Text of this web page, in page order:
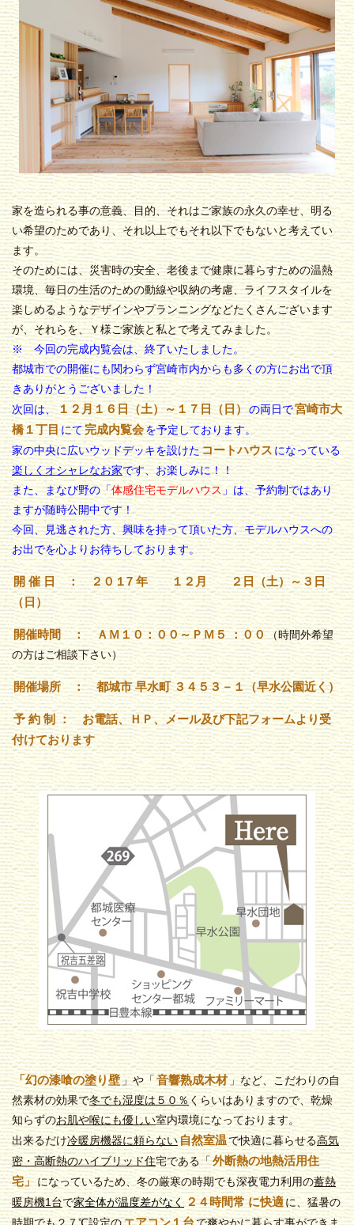
家を造られる事の意義、目的、それはご家族の永久の幸せ、明る
い希望のためであり、それ以上でもそれ以下でもないと考えてい
ます。
そのためには、災害時の安全、老後まで健康に暮らすための温熱
環境、毎日の生活のための動線や収納の考慮、ライフスタイルを
楽しめるようなデザインやプランニングなどたくさんございます
が、それらを、Ｙ様ご家族と私とで考えてみました。
※ 今回の完成内覧会は、終了いたしました。
都城市での開催にも関わらず宮崎市内からも多くの方にお出で頂
きありがとうございました！
次回は、１２月１６日（土）～１７日（日）の両日で宮崎市大
橋１丁目にて完成内覧会を予定しております。
家の中央に広いウッドデッキを設けたコートハウスになっている
楽しくオシャレなお家です、お楽しみに！！
また、まなび野の「体感住宅モデルハウス」は、予約制ではあり
ますが随時公開中です！
今回、見逃された方、興味を持って頂いた方、モデルハウスへの
お出でを心よりお待ちしております。
開 催 日 ： ２０１7 年 １２月 ２日（土）～３日
（日）
開催時間 ： ＡＭ１０：００～ＰＭ５ ：００（時間外希望
の方はご相談下さい）
開催場所 ： 都城市 早水町 ３４５３－１（早水公園近く）
予 約 制 ： お電話、ＨＰ、メール及び下記フォームより受
付けております
「幻の漆喰の塗り壁」や「 音響熟成木材」など、こだわりの自
然素材の効果で冬でも湿度は５０％くらいはありますので、乾燥
知らずのお肌や喉にも優しい室内環境になっております。
出来るだけ冷暖房機器に頼らない自然室温で快適に暮らせる高気
密・高断熱のハイブリッド住宅である「外断熱の地熱活用住
宅」になっているため、冬の厳寒の時期でも深夜電力利用の蓄熱
暖房機1台で家全体が温度差がなく ２４時間常 に快適に、猛暑の
エアコン１台